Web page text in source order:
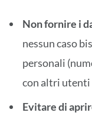
Non fornire i
nessun caso
personali
con altri utenti
Evitare di